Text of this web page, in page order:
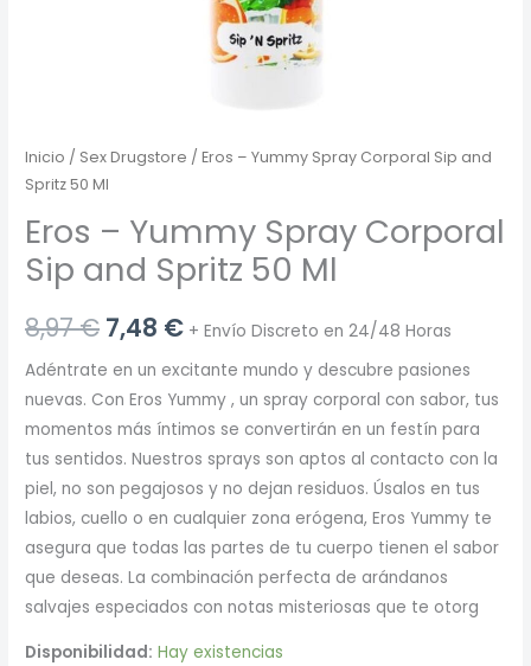
Inicio / Sex Drugstore / Eros – Yummy Spray Corporal Sip and
Spritz 50 Ml
Eros – Yummy Spray Corporal
Sip and Spritz 50 Ml
8,97€ El
precio
original
era:
8,97 €.
7,48 €El
precio
actual
es:
7,48 €.
+ Envío Discreto en 24/48 Horas
Adéntrate en un excitante mundo y descubre pasiones
nuevas. Con Eros Yummy , un spray corporal con sabor, tus
momentos más íntimos se convertirán en un festín para
tus sentidos. Nuestros sprays son aptos al contacto con la
piel, no son pegajosos y no dejan residuos. Úsalos en tus
labios, cuello o en cualquier zona erógena, Eros Yummy te
asegura que todas las partes de tu cuerpo tienen el sabor
que deseas. La combinación perfecta de arándanos
salvajes especiados con notas misteriosas que te otorg
Disponibilidad: Hay existencias